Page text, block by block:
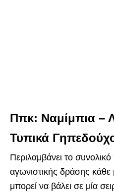
Ππκ: Ναμίμπια –
Τυπικά
Περιλαμβάνει το
αγωνιστικής δράσης κάθε
μπορεί να βάλει σε μία